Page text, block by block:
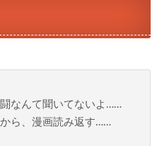
なんて聞いてないよ……
ら、漫画読み返す……